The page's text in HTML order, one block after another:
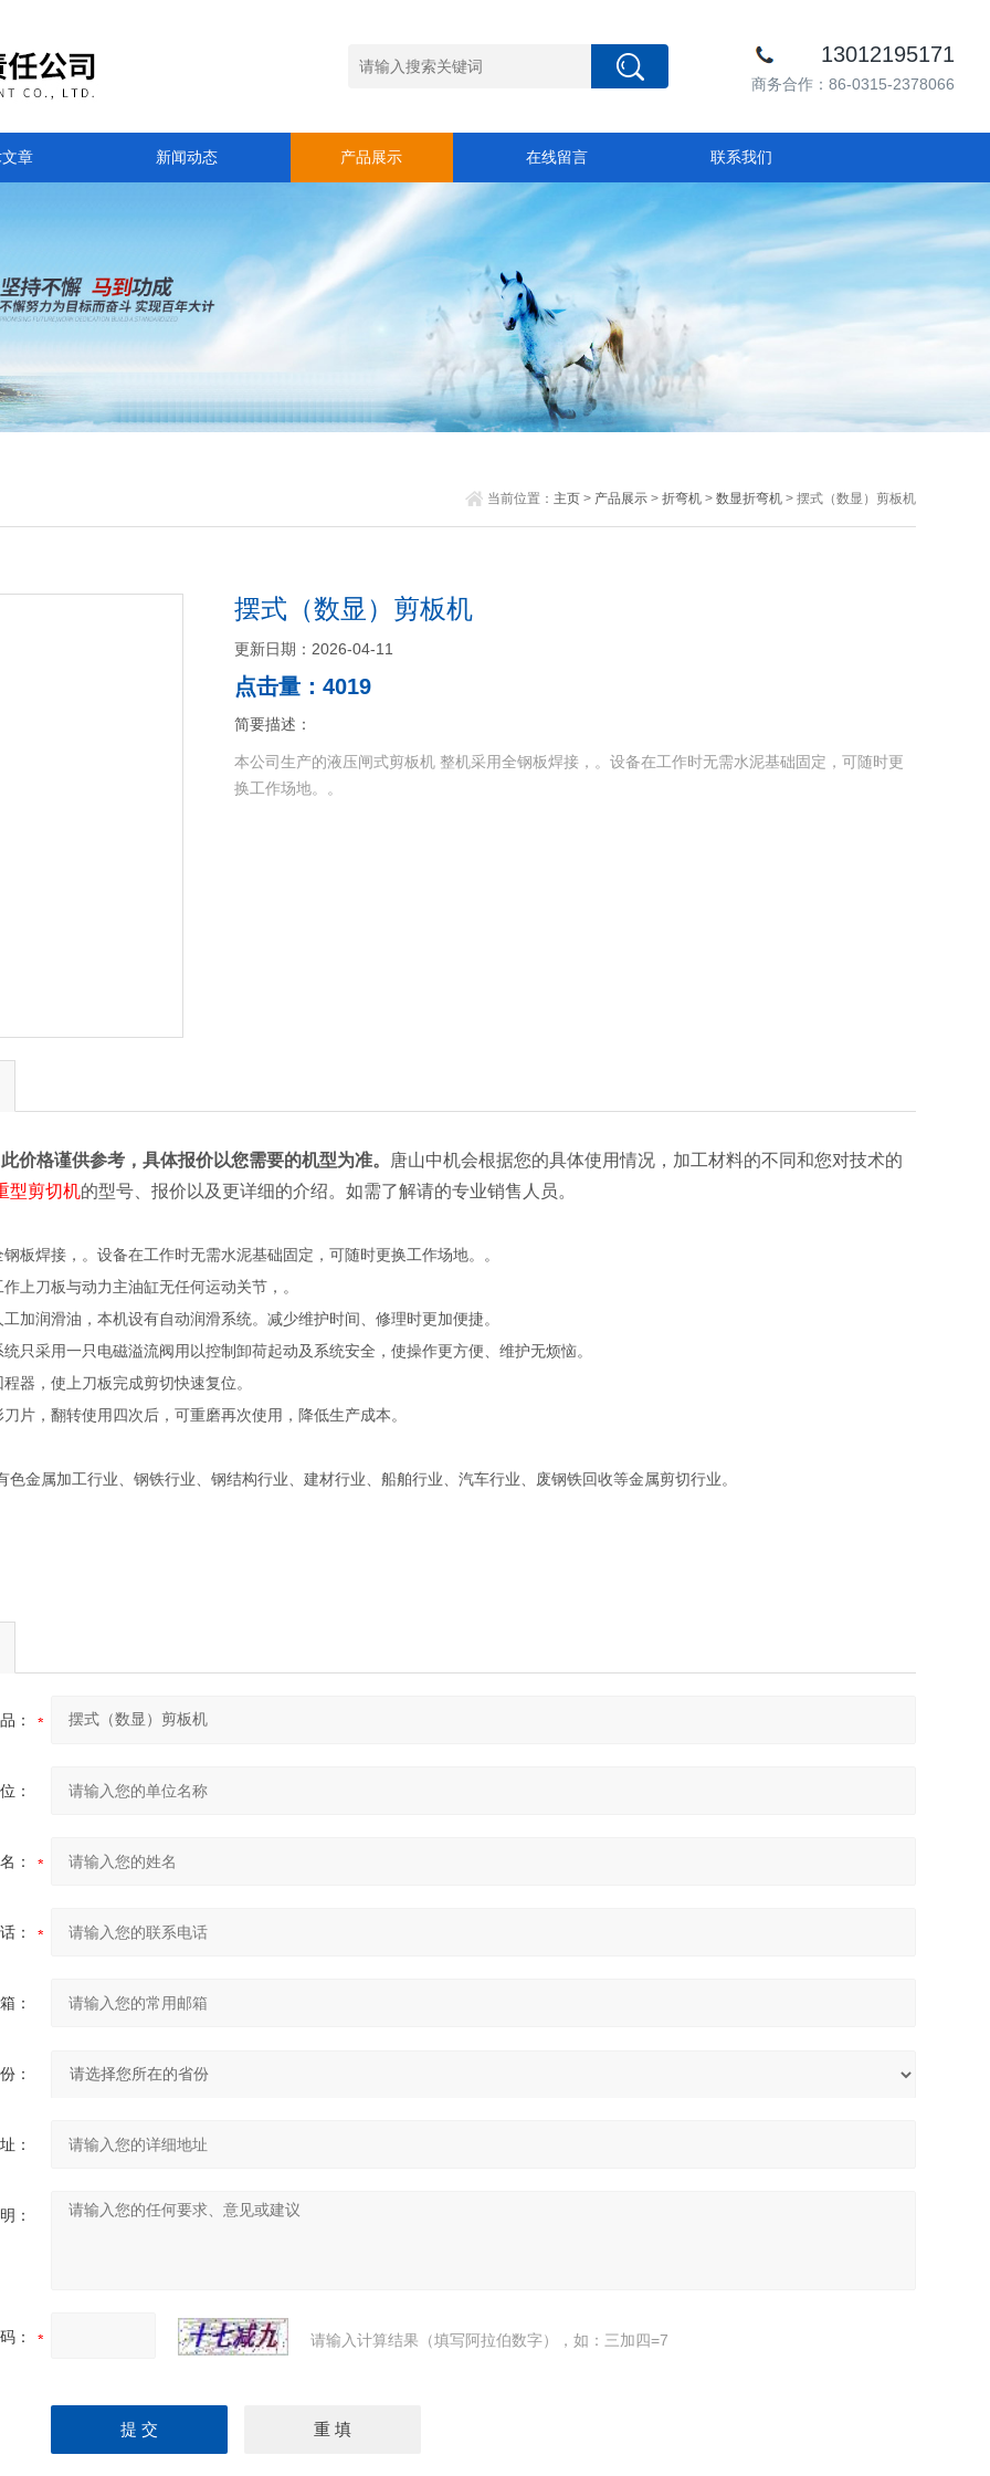
13012195171
商务合作：86-0315-2378066
章 新闻动态 产品展示 在线留言 联系我们
当前位置： 主页> 产品展示> 折弯机> 数显折弯机> 摆式（数显）剪板机
摆式（数显）剪板机
更新日期：2026-04-11
点击量：4019
简要描述：
本公司生产的液压闸式剪板机 整机采用全钢板焊接，。设备在工作时无需水泥基础固定，可随时更
换工作场地。。
此价格谨供参考，具体报价以您需要的机型为准。 唐山中机会根据您的具体使用情况，加工材料的不同和您对技术的
型剪切机的型号、报价以及更详细的介绍。如需了解请的专业销售人员。
板焊接，。设备在工作时无需水泥基础固定，可随时更换工作场地。。
上刀板与动力主油缸无任何运动关节，。
加润滑油，本机设有自动润滑系统。减少维护时间、修理时更加便捷。
采用一只电磁溢流阀用以控制卸荷起动及系统安全，使操作更方便、维护无烦恼。
器，使上刀板完成剪切快速复位。
片，翻转使用四次后，可重磨再次使用，降低生产成本。
色金属加工行业、钢铁行业、钢结构行业、建材行业、船舶行业、汽车行业、废钢铁回收等金属剪切行业。
：
：
：
：
：
：
：
：
： 请输入计算结果（填写阿拉伯数字），如：三加四=7